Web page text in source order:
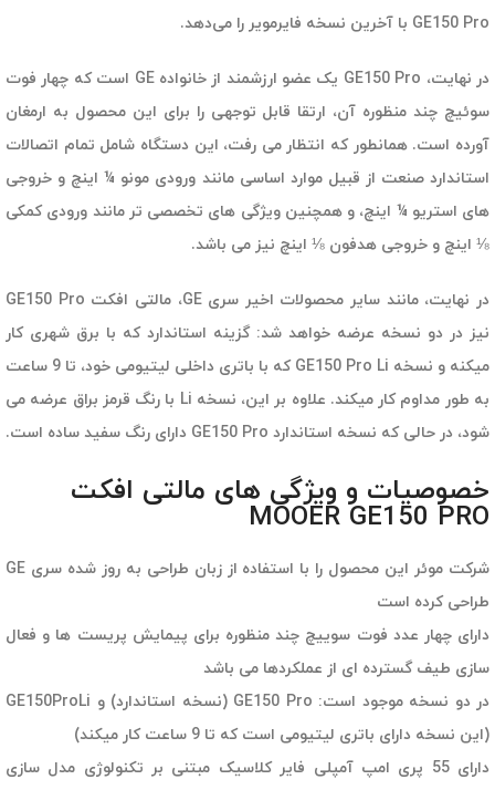
GE150 Pro با آخرین نسخه فایرمویر را می‌دهد.
در نهایت، GE150 Pro یک عضو ارزشمند از خانواده GE است که چهار فوت
سوئیچ چند منظوره آن، ارتقا قابل توجهی را برای این محصول به ارمغان
آورده است. همانطور که انتظار می رفت، این دستگاه شامل تمام اتصالات
استاندارد صنعت از قبیل موارد اساسی مانند ورودی مونو ¼ اینچ و خروجی
های استریو ¼ اینچ، و همچنین ویژگی های تخصصی تر مانند ورودی کمکی
⅛ اینچ و خروجی هدفون ⅛ اینچ نیز می باشد.
در نهایت، مانند سایر محصولات اخیر سری GE، مالتی افکت GE150 Pro
نیز در دو نسخه عرضه خواهد شد: گزینه استاندارد که با برق شهری کار
میکنه و نسخه GE150 Pro Li که با باتری داخلی لیتیومی خود، تا 9 ساعت
به طور مداوم کار میکند. علاوه بر این، نسخه Li با رنگ قرمز براق عرضه می
شود، در حالی که نسخه استاندارد GE150 Pro دارای رنگ سفید ساده است.
خصوصیات و ویژگی های مالتی افکت
MOOER GE150 PRO
شرکت موئر این محصول را با استفاده از زبان طراحی به روز شده سری GE
طراحی کرده است
دارای چهار عدد فوت سوییچ چند منظوره برای پیمایش پریست ها و فعال
سازی طیف گسترده ای از عملکردها می باشد
در دو نسخه موجود است: GE150 Pro (نسخه استاندارد) و GE150ProLi
(این نسخه دارای باتری لیتیومی است که تا 9 ساعت کار میکند)
دارای 55 پری امپ آمپلی فایر کلاسیک مبتنی بر تکنولوژی مدل سازی